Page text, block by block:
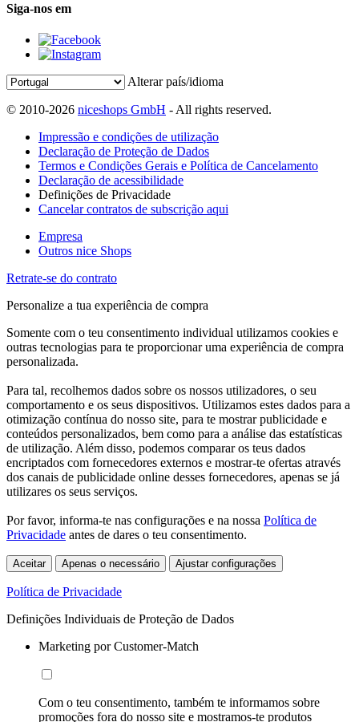
Siga-nos em
Alterar país/idioma
© 2010-2026 niceshops GmbH - All rights reserved.
Impressão e condições de utilização
Declaração de Proteção de Dados
Termos e Condições Gerais e Política de Cancelamento
Declaração de acessibilidade
Definições de Privacidade
Cancelar contratos de subscrição aqui
Empresa
Outros nice Shops
Retrate-se do contrato
Personalize a tua experiência de compra
Somente com o teu consentimento individual utilizamos cookies e
outras tecnologias para te proporcionar uma experiência de compra
personalizada.
Para tal, recolhemos dados sobre os nossos utilizadores, o seu
comportamento e os seus dispositivos. Utilizamos estes dados para a
otimização contínua do nosso site, para te mostrar publicidade e
conteúdos personalizados, bem como para a análise das estatísticas
de utilização. Além disso, podemos comparar os teus dados
encriptados com fornecedores externos e mostrar-te ofertas através
dos canais de publicidade online desses fornecedores, apenas se já
utilizares os seus serviços.
Por favor, informa-te nas configurações e na nossa Política de
Privacidade antes de dares o teu consentimento.
Aceitar Apenas o necessário Ajustar configurações
Política de Privacidade
Definições Individuais de Proteção de Dados
Marketing por Customer-Match
Com o teu consentimento, também te informamos sobre
promoções fora do nosso site e mostramos-te produtos